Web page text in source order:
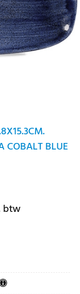
COBALT BLUE
btw